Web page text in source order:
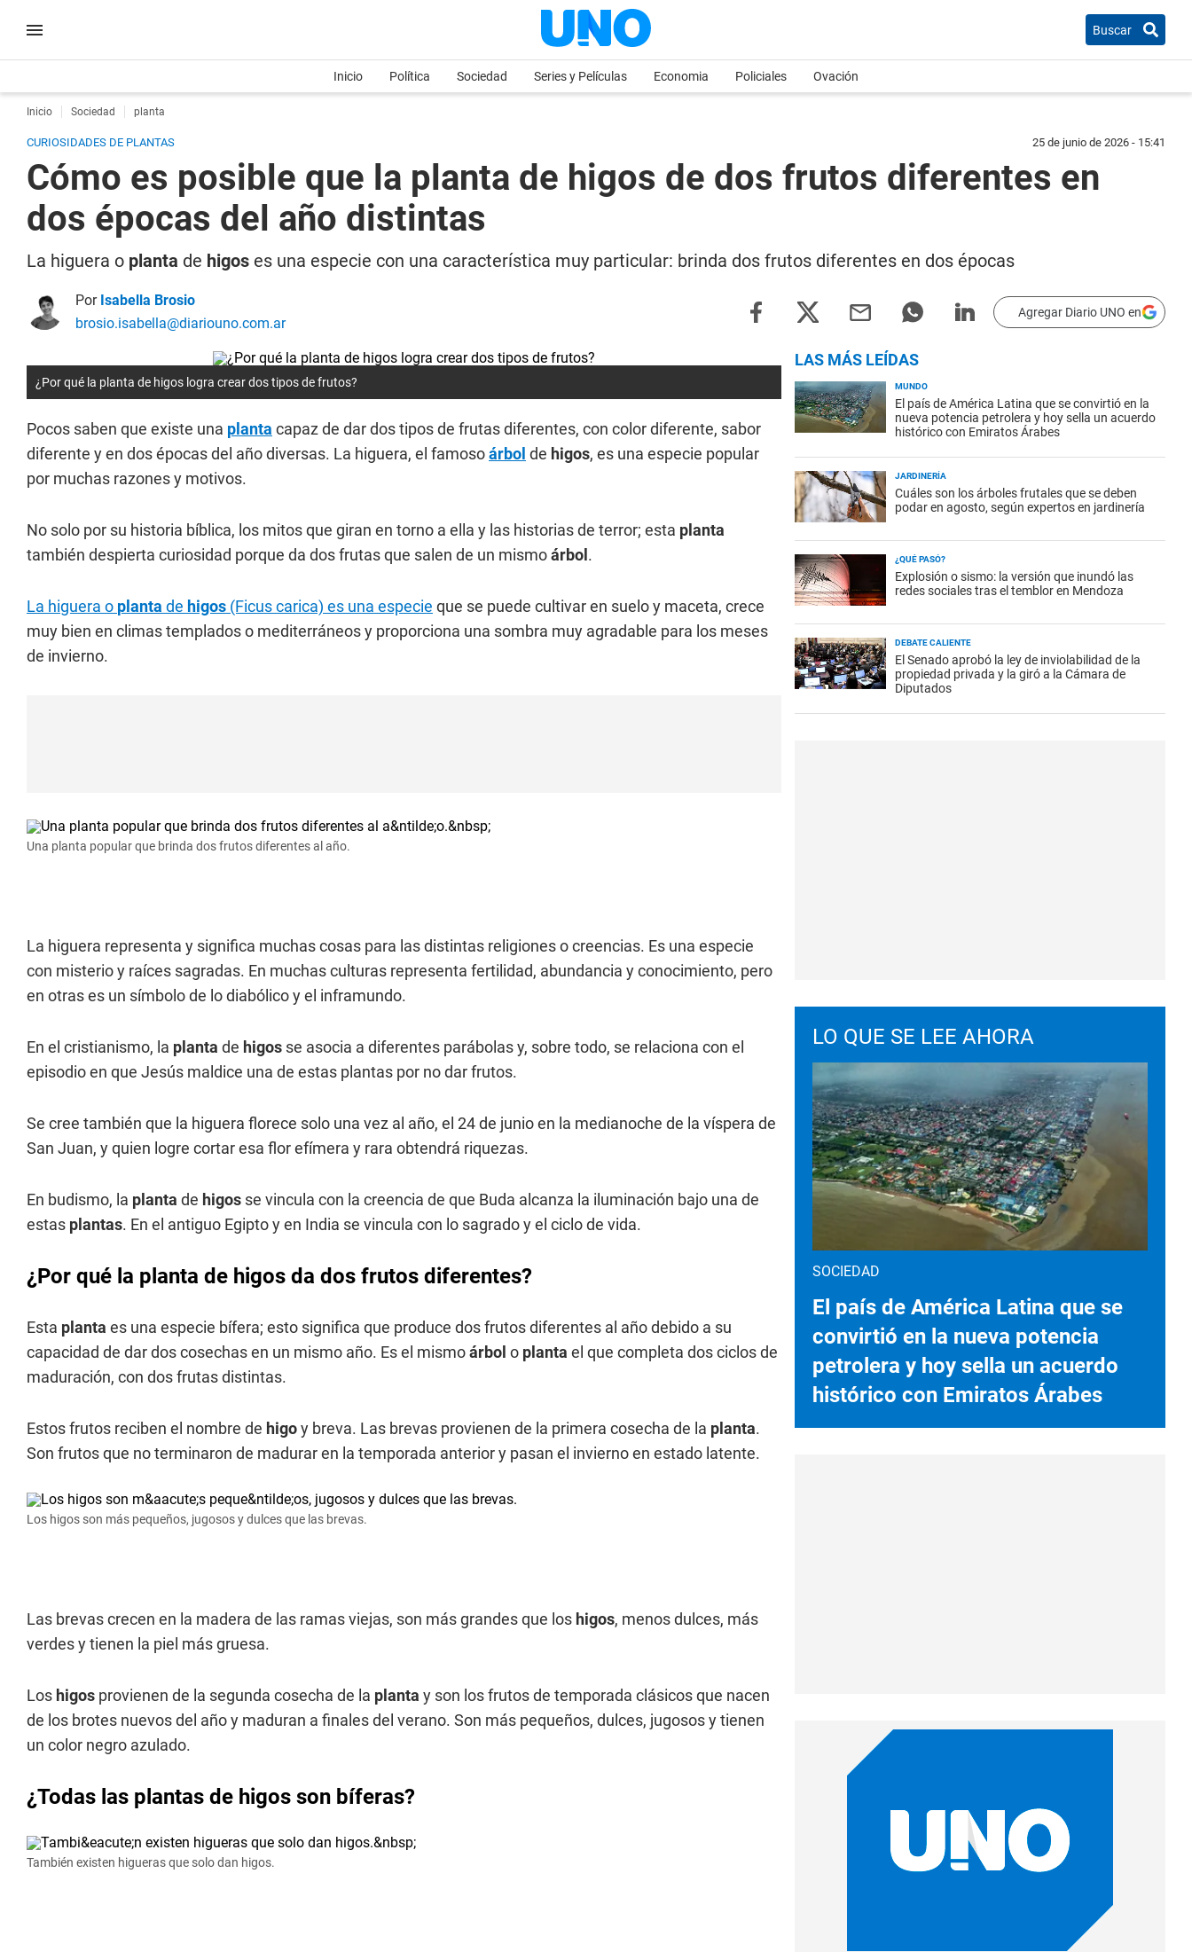
Buscar
Inicio Política Sociedad Series y Películas Economia Policiales Ovación
Inicio Sociedad planta
CURIOSIDADES DE PLANTAS 25 de junio de 2026 - 15:41
Cómo es posible que la planta de higos de dos frutos diferentes en
dos épocas del año distintas
La higuera o planta de higos es una especie con una característica muy particular: brinda dos frutos diferentes en dos épocas
Por Isabella Brosio
brosio.isabella@diariouno.com.ar
Agregar Diario UNO en
¿Por qué la planta de higos logra crear dos tipos de frutos?
Pocos saben que existe una planta capaz de dar dos tipos de frutas diferentes, con color diferente, sabor
diferente y en dos épocas del año diversas. La higuera, el famosoárbol de higos, es una especie popular
por muchas razones y motivos.
No solo por su historia bíblica, los mitos que giran en torno a ella y las historias de terror; esta planta
también despierta curiosidad porque da dos frutas que salen de un mismoárbol .
La higuera o planta de higos (Ficus carica) es una especie que se puede cultivar en suelo y maceta, crece
muy bien en climas templados o mediterráneos y proporciona una sombra muy agradable para los meses
de invierno.
Una planta popular que brinda dos frutos diferentes al año.
La higuera representa y significa muchas cosas para las distintas religiones o creencias. Es una especie
con misterio y raíces sagradas. En muchas culturas representa fertilidad, abundancia y conocimiento, pero
en otras es un símbolo de lo diabólico y el inframundo.
En el cristianismo, la planta de higos se asocia a diferentes parábolas y, sobre todo, se relaciona con el
episodio en que Jesús maldice una de estas plantas por no dar frutos.
Se cree también que la higuera florece solo una vez al año, el 24 de junio en la medianoche de la víspera de
San Juan, y quien logre cortar esa flor efímera y rara obtendrá riquezas.
En budismo, la planta de higos se vincula con la creencia de que Buda alcanza la iluminación bajo una de
estas plantas. En el antiguo Egipto y en India se vincula con lo sagrado y el ciclo de vida.
¿Por qué la planta de higos da dos frutos diferentes?
Esta planta es una especie bífera; esto significa que produce dos frutos diferentes al año debido a su
capacidad de dar dos cosechas en un mismo año. Es el mismoárbol o planta el que completa dos ciclos de
maduración, con dos frutas distintas.
Estos frutos reciben el nombre de higoy breva. Las brevas provienen de la primera cosecha de la planta.
Son frutos que no terminaron de madurar en la temporada anterior y pasan el invierno en estado latente.
Los higos son más pequeños, jugosos y dulces que las brevas.
Las brevas crecen en la madera de las ramas viejas, son más grandes que los higos, menos dulces, más
verdes y tienen la piel más gruesa.
Los higos provienen de la segunda cosecha de la planta y son los frutos de temporada clásicos que nacen
de los brotes nuevos del año y maduran a finales del verano. Son más pequeños, dulces, jugosos y tienen
un color negro azulado.
¿Todas las plantas de higos son bíferas?
También existen higueras que solo dan higos.
LAS MÁS LEÍDAS
MUNDO
El país de América Latina que se convirtió en la
nueva potencia petrolera y hoy sella un acuerdo
histórico con Emiratos Árabes
JARDINERÍA
Cuáles son los árboles frutales que se deben
podar en agosto, según expertos en jardinería
¿QUÉ PASÓ?
Explosión o sismo: la versión que inundó las
redes sociales tras el temblor en Mendoza
DEBATE CALIENTE
El Senado aprobó la ley de inviolabilidad de la
propiedad privada y la giró a la Cámara de
Diputados
LO QUE SE LEE AHORA
SOCIEDAD
El país de América Latina que se
convirtió en la nueva potencia
petrolera y hoy sella un acuerdo
histórico con Emiratos Árabes